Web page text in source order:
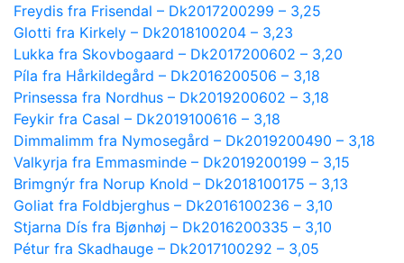
Freydis fra Frisendal – Dk2017200299 – 3,25
Glotti fra Kirkely – Dk2018100204 – 3,23
Lukka fra Skovbogaard – Dk2017200602 – 3,20
Píla fra Hårkildegård – Dk2016200506 – 3,18
Prinsessa fra Nordhus – Dk2019200602 – 3,18
Feykir fra Casal – Dk2019100616 – 3,18
Dimmalimm fra Nymosegård – Dk2019200490 – 3,18
Valkyrja fra Emmasminde – Dk2019200199 – 3,15
Brimgnýr fra Norup Knold – Dk2018100175 – 3,13
Goliat fra Foldbjerghus – Dk2016100236 – 3,10
Stjarna Dís fra Bjønhøj – Dk2016200335 – 3,10
Pétur fra Skadhauge – Dk2017100292 – 3,05